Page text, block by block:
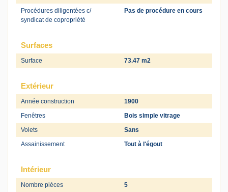
Procédures diligentées c/
syndicat de copropriété
Pas de procédure en cours
Surfaces
Surface 73.47 m2
Extérieur
Année construction
1900
Fenêtres
Bois simple vitrage
Volets
Sans
Assainissement
Tout à l'égout
Intérieur
Nombre pièces
5